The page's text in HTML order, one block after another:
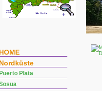
HOME
Nordküste
Puerto Plata